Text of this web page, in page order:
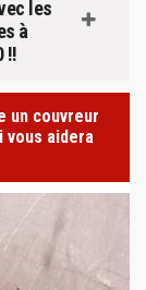
les
à
!!
un couvreur
vous aidera